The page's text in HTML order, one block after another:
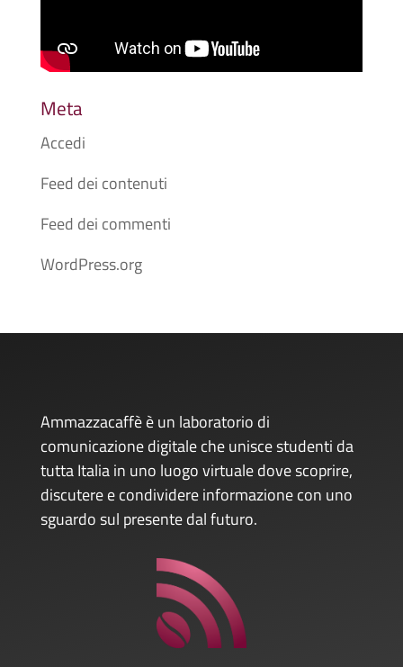
Meta
Accedi
Feed dei contenuti
Feed dei commenti
WordPress.org
Ammazzacaffè è un laboratorio di
comunicazione digitale che unisce studenti da
tutta Italia in uno luogo virtuale dove scoprire,
discutere e condividere informazione con uno
sguardo sul presente dal futuro.